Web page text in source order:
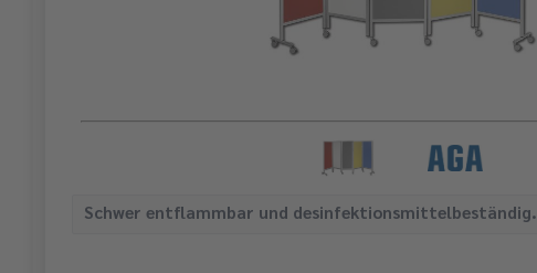
Schwer entflammbar und desinfektionsmittelbeständig.